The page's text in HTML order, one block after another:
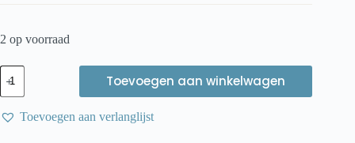
2 op voorraad
KORXX
Form
Starter
bouwblokken
van
Toevoegen aan winkelwagen
Toevoegen aan verlanglijst